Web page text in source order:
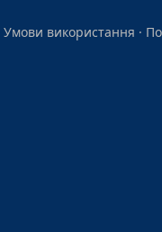
Умови використання ·